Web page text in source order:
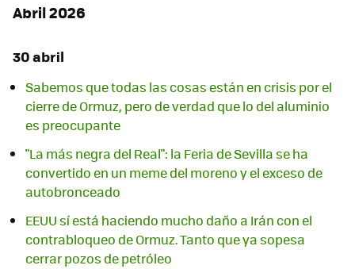
Abril 2026
30 abril
Sabemos que todas las cosas están en crisis por el
cierre de Ormuz, pero de verdad que lo del aluminio
es preocupante
"La más negra del Real": la Feria de Sevilla se ha
convertido en un meme del moreno y el exceso de
autobronceado
EEUU sí está haciendo mucho daño a Irán con el
contrabloqueo de Ormuz. Tanto que ya sopesa
cerrar pozos de petróleo